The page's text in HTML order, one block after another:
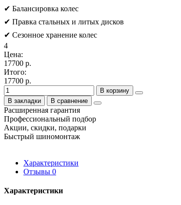
✔ Балансировка колес
✔ Правка стальных и литых дисков
✔ Сезонное хранение колес
4
Цена:
17700 р.
Итого:
17700 р.
В корзину
В закладки
В сравнение
Расширенная гарантия
Профессиональный подбор
Акции, скидки, подарки
Быстрый шиномонтаж
Характеристики
Отзывы 0
Характеристики